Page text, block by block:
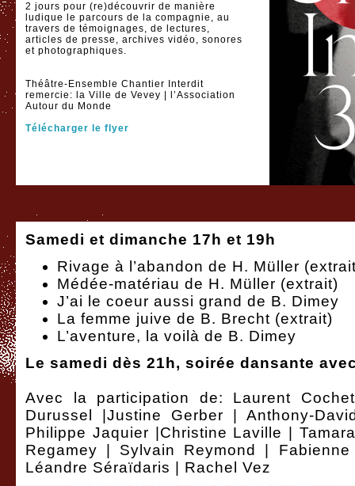
2 jours pour (re)découvrir de manière
ludique le parcours de la compagnie, au
travers de témoignages, de lectures,
articles de presse, archives vidéo, sonores
et photographiques.
Théâtre-Ensemble Chantier Interdit
remercie: la Ville de Vevey | l’Association
Autour du Monde
Télécharger le flyer
Samedi et dimanche 17h et 19h
Rivage à l’abandon de H. Müller
Médée-matériau de H. Müller (extrait)
J’ai le coeur aussi grand de B. Dimey
La femme juive de B. Brecht (extrait)
L’aventure, la voilà de B. Dimey
Le samedi dès 21h, soirée dansante
Avec la participation de: Laurent
Durussel |Justine Gerber | Anthony-
Philippe Jaquier |Christine Laville |
Regamey | Sylvain Reymond |
Léandre Séraïdaris | Rachel Vez